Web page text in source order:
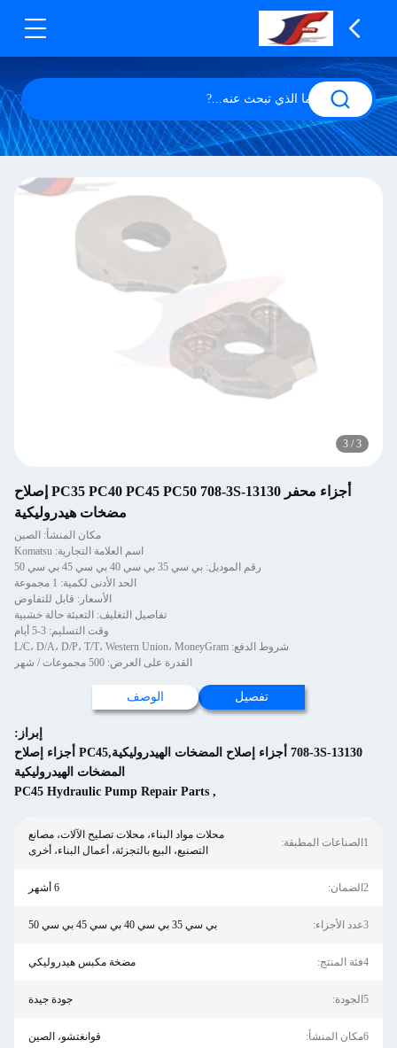
أجزاء محفر PC35 PC40 PC45 PC50 708-3S-13130 إصلاح
مضخات هيدروليكية
مكان المنشأ: الصين
اسم العلامة التجارية: Komatsu
رقم الموديل: بي سي 35 بي سي 40 بي سي 45 بي سي 50
الحد الأدنى لكمية: 1 مجموعة
الأسعار: قابل للتفاوض
تفاصيل التغليف: التعبئة حالة خشبية
وقت التسليم: 3-5 أيام
شروط الدفع: L/C، D/A، D/P، T/T، Western Union، MoneyGram
القدرة على العرض: 500 مجموعات / شهر
الوصف
708-3S-13130 أجزاء إصلاح المضخات الهيدروليكية,PC45 أجزاء إصلاح
المضخات الهيدروليكية
PC45 Hydraulic Pump Repair Parts
محلات مواد البناء، محلات تصليح الآلات، مصانع
التصنيع، البيع بالتجزئة، أعمال البناء، أخرى
مضخة مكبس هيدروليكي
جودة جيدة
قوانغتشو، الصين